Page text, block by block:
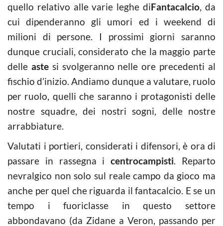
quello relativo alle varie leghe diFantacalcio , da
cui dipenderanno gli umori ed i weekend di
milioni di persone. I prossimi giorni saranno
dunque cruciali, considerato che la maggio parte
delle astesi svolgeranno nelle ore precedenti al
fischio d’inizio. Andiamo dunque a valutare, ruolo
per ruolo, quelli che saranno i protagonisti delle
nostre squadre, dei nostri sogni, delle nostre
arrabbiature.
Valutati i portieri, considerati i difensori, è ora di
passare in rassegna icentrocampisti . Reparto
nevralgico non solo sul reale campo da gioco ma
anche per quel che riguarda il fantacalcio. E se un
tempo i fuoriclasse in questo settore
abbondavano (da Zidane a Veron, passando per